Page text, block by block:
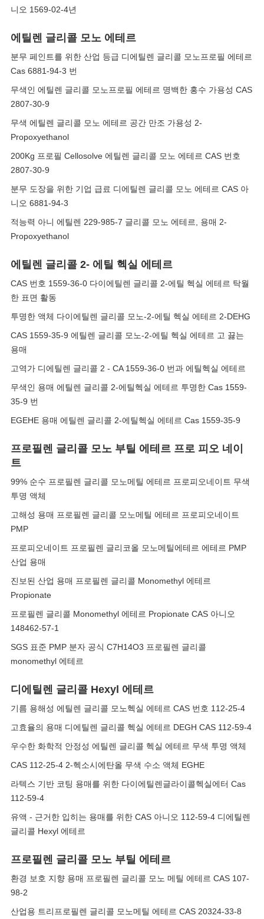
니오 1569-02-4년
에틸렌 글리콜 모노 에테르
분무 페인트를 위한 산업 등급 디에틸렌 글리콜 모노프로필 에테르
Cas 6881-94-3 번
무색인 에틸렌 글리콜 모노프로필 에테르 명백한 홍수 가용성 CAS
2807-30-9
무색 에틸렌 글리콜 모노 에테르 공간 만조 가용성 2-
Propoxyethanol
200Kg 프로필 Cellosolve 에틸렌 글리콜 모노 에테르 CAS 번호
2807-30-9
분무 도장을 위한 기업 급료 디에틸렌 글리콜 모노 에테르 CAS 아
니오 6881-94-3
적능력 아니 에틸렌 229-985-7 글리콜 모노 에테르, 용매 2-
Propoxyethanol
에틸렌 글리콜 2- 에틸 헥실 에테르
CAS 번호 1559-36-0 다이에틸렌 글리콜 2-에틸 헥실 에테르 탁월
한 표면 활동
투명한 액체 다이에틸렌 글리콜 모노-2-에틸 헥실 에테르 2-DEHG
CAS 1559-35-9 에틸렌 글리콜 모노-2-에틸 헥실 에테르 고 끓는
용매
고역가 디에틸렌 글리콜 2 - CA 1559-36-0 번과 에틸헥실 에테르
무색인 용매 에틸렌 글리콜 2-에틸헥실 에테르 투명한 Cas 1559-
35-9 번
EGEHE 용매 에틸렌 글리콜 2-에틸헥실 에테르 Cas 1559-35-9
프로필렌 글리콜 모노 부틸 에테르 프로 피오 네이
트
99% 순수 프로필렌 글리콜 모노메틸 에테르 프로피오네이트 무색
투명 액체
고해성 용매 프로필렌 글리콜 모노메틸 에테르 프로피오네이트
PMP
프로피오네이트 프로필렌 글리코올 모노메틸에테르 에테르 PMP
산업 용매
진보된 산업 용매 프로필렌 글리콜 Monomethyl 에테르
Propionate
프로필렌 글리콜 Monomethyl 에테르 Propionate CAS 아니오
148462-57-1
SGS 표준 PMP 분자 공식 C7H14O3 프로필렌 글리콜
monomethyl 에테르
디에틸렌 글리콜 Hexyl 에테르
기름 용해성 에틸렌 글리콜 모노헥실 에테르 CAS 번호 112-25-4
고효율의 용매 디에틸렌 글리콜 헥실 에테르 DEGH CAS 112-59-4
우수한 화학적 안정성 에틸렌 글리콜 헥실 에테르 무색 투명 액체
CAS 112-25-4 2-헥소시에탄올 무색 수소 액체 EGHE
라텍스 기반 코팅 용매를 위한 다이에틸렌글라이콜헥실에터 Cas
112-59-4
유액 - 근거한 입히는 용매를 위한 CAS 아니오 112-59-4 디에틸렌
글리콜 Hexyl 에테르
프로필렌 글리콜 모노 부틸 에테르
환경 보호 지향 용매 프로필렌 글리콜 모노 메틸 에테르 CAS 107-
98-2
산업용 트리프로필렌 글리콜 모노메틸 에테르 CAS 20324-33-8